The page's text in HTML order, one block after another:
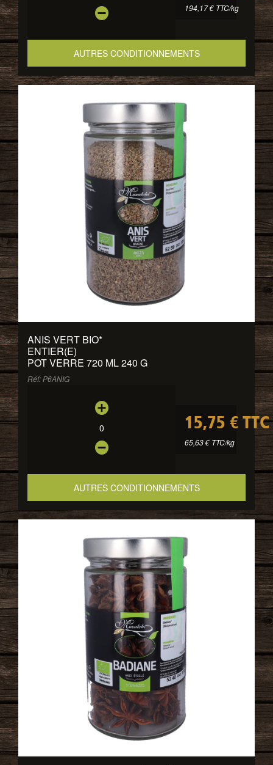
194,17 € TTC/kg
AUTRES CONDITIONNEMENTS
ANIS VERT BIO*
ENTIER(E)
POT VERRE 720 ML 240 G
Réf: P6ANIG
0 15,75 € TTC
65,63 € TTC/kg
AUTRES CONDITIONNEMENTS